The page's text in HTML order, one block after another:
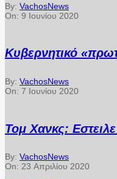
By: VachosNews
On: 9 Ιουνίου 2020
Κυβερνητικό
By: VachosNews
On: 7 Ιουνίου 2020
Τομ Χανκς:
By: VachosNews
On: 23 Απριλίου 2020